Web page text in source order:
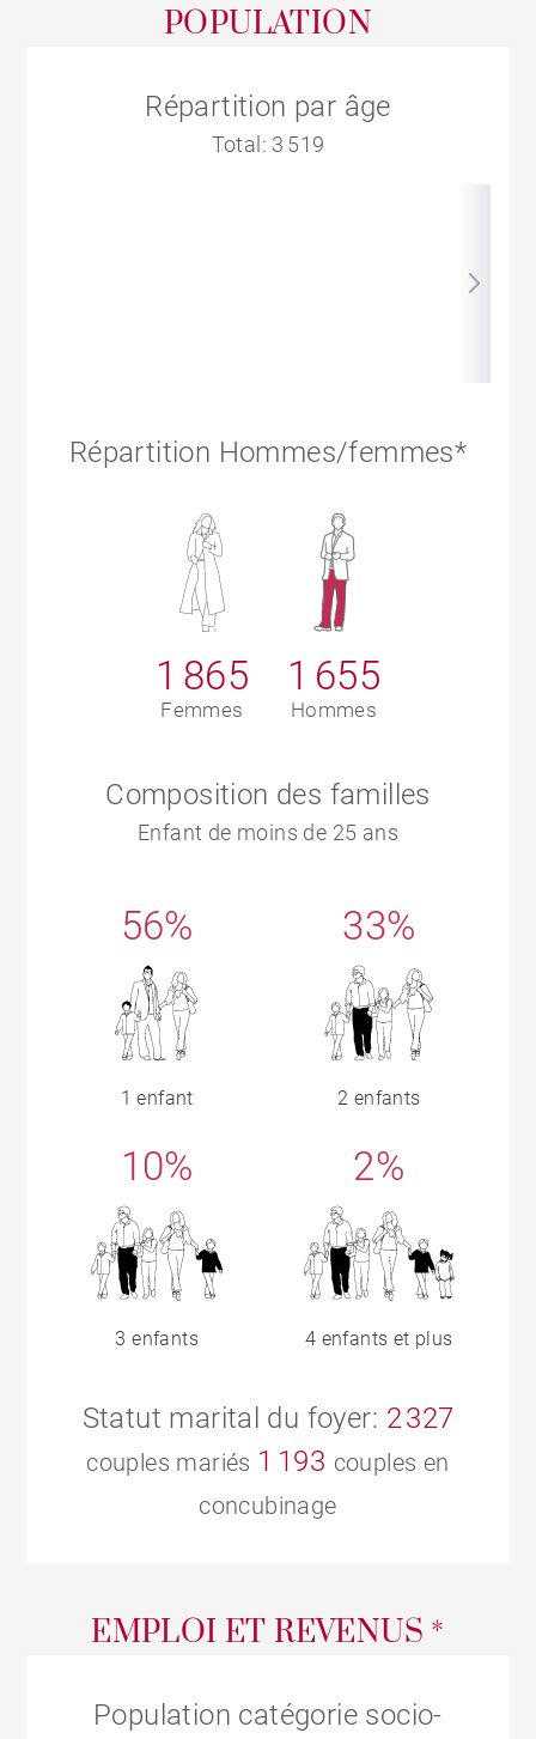
POPULATION
Répartition par âge
Total: 3 519
Répartition Hommes/femmes*
1 865
Femmes
1 655
Hommes
Composition des familles
Enfant de moins de 25 ans
56%
1 enfant
33%
2 enfants
10%
3 enfants
2%
4 enfants et plus
Statut marital du foyer: 2 327
couples mariés 1 193 couples en
concubinage
EMPLOI ET REVENUS *
Population catégorie socio-